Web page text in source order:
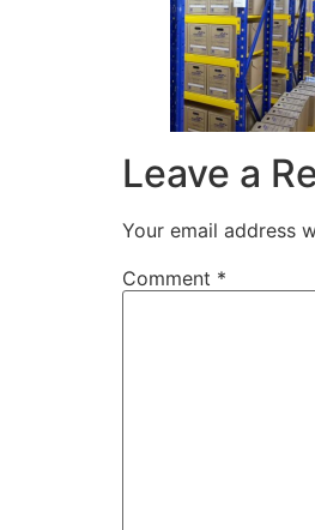
Leave a
Your email address
Comment *